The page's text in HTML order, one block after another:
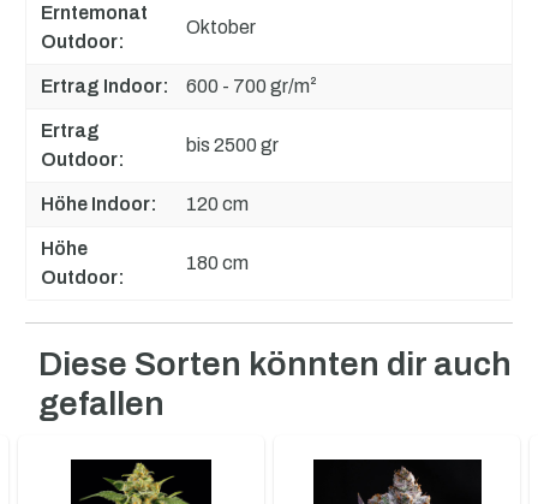
Erntemonat
Outdoor:
Oktober
Ertrag Indoor: 600 - 700 gr/m²
Ertrag
Outdoor:
bis 2500 gr
Höhe Indoor: 120 cm
Höhe
Outdoor:
180 cm
Produktgalerie überspringen
Diese Sorten könnten dir auch
gefallen